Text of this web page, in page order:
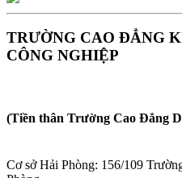
TRƯỜNG CAO ĐẲNG
CÔNG NGHIỆP
(Tiền thân Trường Cao Đẳng
Cơ sở Hải Phòng: 156/109